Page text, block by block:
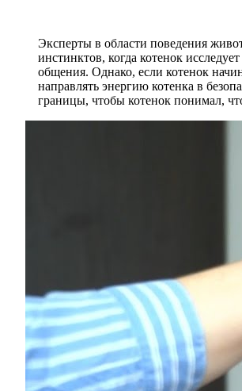
Эксперты в области поведения
инстинктов, когда котенок
общения. Однако, если котенок
направлять энергию котенка в
границы, чтобы котенок понимал,